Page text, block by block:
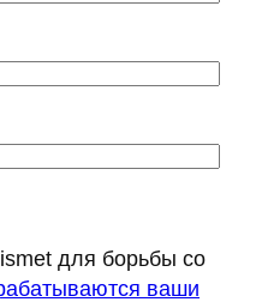
для борьбы со
ваши